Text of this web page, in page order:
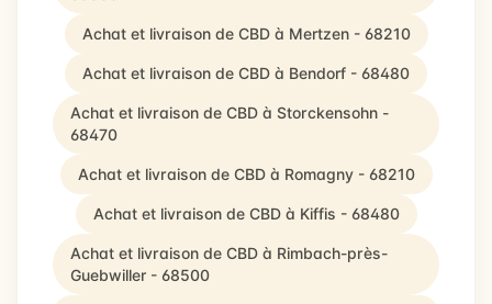
Achat et livraison de CBD à Mertzen - 68210
Achat et livraison de CBD à Bendorf - 68480
Achat et livraison de CBD à Storckensohn -
68470
Achat et livraison de CBD à Romagny - 68210
Achat et livraison de CBD à Kiffis - 68480
Achat et livraison de CBD à Rimbach-près-
Guebwiller - 68500